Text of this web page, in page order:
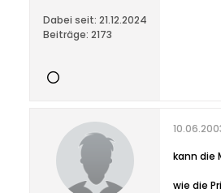
Dabei seit: 21.12.2024
Beiträge: 2173
kann die
wie die